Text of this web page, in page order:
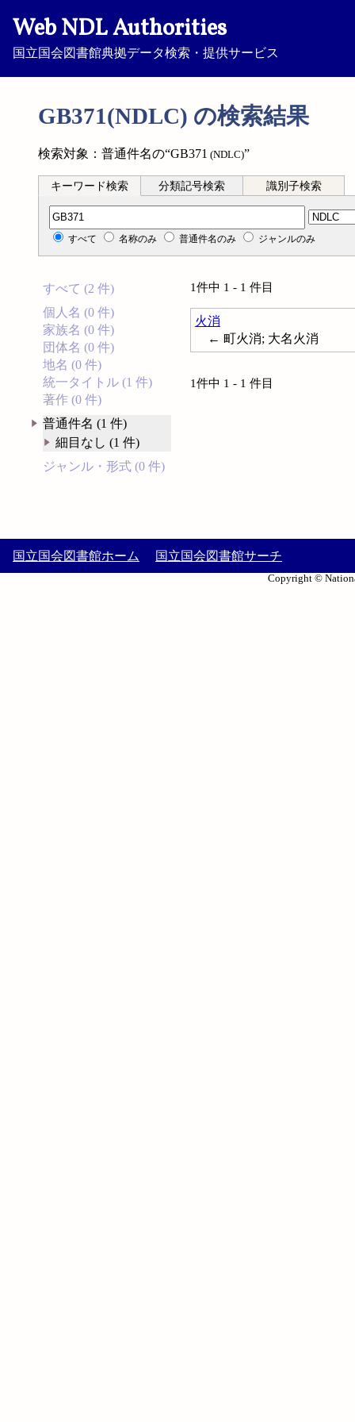
Web NDL Authorities
国立国会図書館典拠データ検索・提供サービス
GB371(NDLC) の検索結果
検索対象：普通件名の“GB371 (NDLC)”
キーワード検索 分類記号検索 識別子検索
分類記号検索
すべて 名称のみ 普通件名のみ ジャンルのみ
すべて (2 件)
個人名 (0 件)
家族名 (0 件)
団体名 (0 件)
地名 (0 件)
統一タイトル (1 件)
著作 (0 件)
普通件名 (1 件)
細目なし (1 件)
ジャンル・形式 (0 件)
1件中 1 - 1 件目
火消
← 町火消; 大名火消
1件中 1 - 1 件目
国立国会図書館ホーム 国立国会図書館サーチ
Copyright ©